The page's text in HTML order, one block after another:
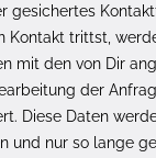
gesichertes
Kontakt trittst,
mit den von Dir
der
Diese Daten
und nur so lange